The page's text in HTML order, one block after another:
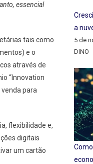
essencial
tais como
e o
através de
“Innovation
para
flexibilidade e,
digitais
um cartão
a
5 de
DINO